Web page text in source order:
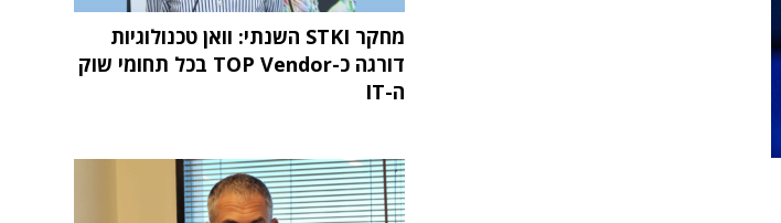
מחקר STKI השנתי: וואן טכנולוגיות
דורגה כ-TOP Vendor בכל תחומי שוק
ה-IT